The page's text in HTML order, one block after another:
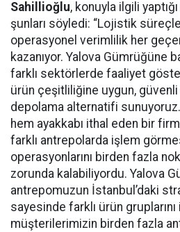
Sahillioğlu, konuyla ilgili
şunları söyledi: “Lojistik
operasyonel verimlilik her
kazanıyor. Yalova Gümrüğüne
farklı sektörlerde faaliyet
ürün çeşitliliğine uygun,
depolama alternatifi
hem ayakkabı ithal eden bir
farklı antrepolarda işlem
operasyonlarını birden fazla
zorunda kalabiliyordu. Yalova
antrepomuzun İstanbul’daki
sayesinde farklı ürün
müşterilerimizin birden fazla